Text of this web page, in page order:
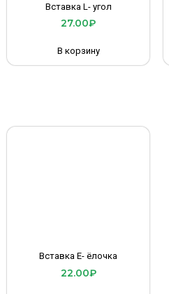
Вставка L- угол
27.00₽
В корзину
Вставка Е- ёлочка
22.00₽